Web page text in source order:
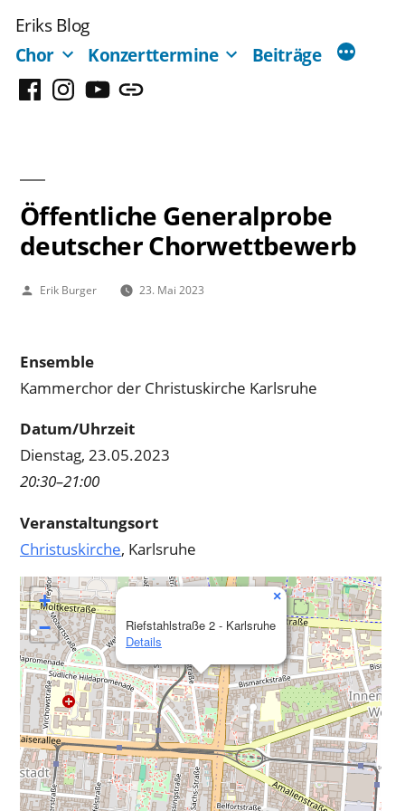
Inhalt
springen
Eriks Blog
Chor
Konzerttermine Beiträge
FacebookInstagram
YouTubeMastodon
Öffentliche Generalprobe
deutscher Chorwettbewerb
Veröffentlicht
Erik Burger 23. Mai 2023
Ensemble
Kammerchor der Christuskirche Karlsruhe
Datum/Uhrzeit
Dienstag, 23.05.2023
20:30–21:00
Veranstaltungsort
Christuskirche, Karlsruhe
Riefstahlstraße 2 - Karlsruhe
Details
×
+
−